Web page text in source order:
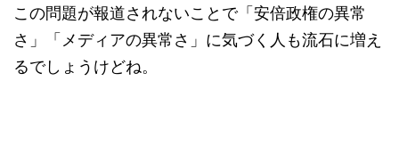
この問題が報道されないことで「安倍政権の異常
さ」「メディアの異常さ」に気づく人も流石に増え
るでしょうけどね。